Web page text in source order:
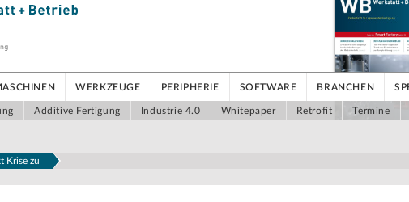
WERKZEUGE PERIPHERIE SOFTWARE BRANCHEN
Additive Fertigung Industrie 4.0 Whitepaper Retrofit Termine
Krise zu